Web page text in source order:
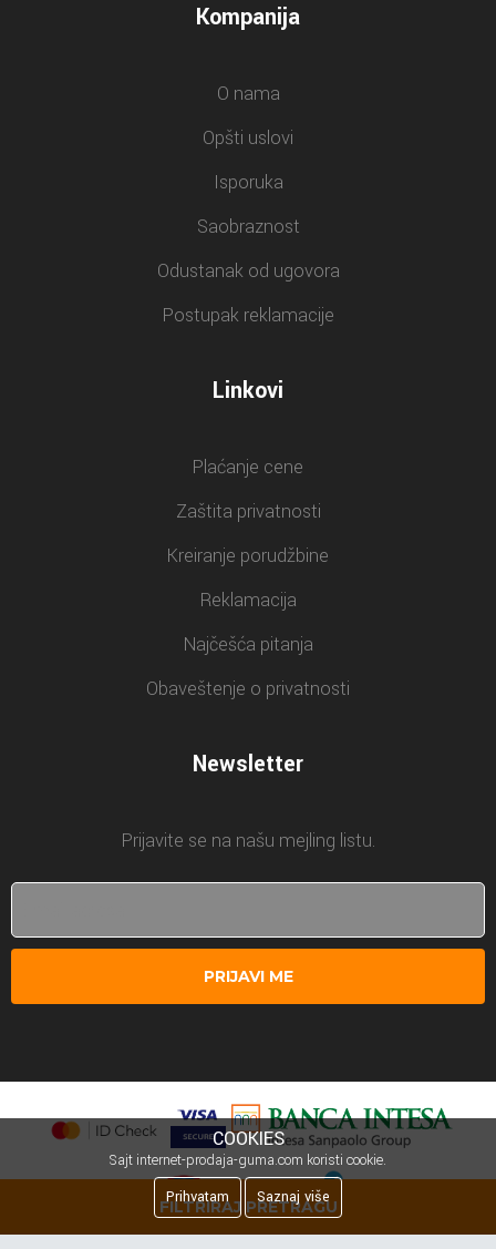
FILTRIRAJ PRETRAGU
Kompanija
O nama
Opšti uslovi
Isporuka
Saobraznost
Odustanak od ugovora
Postupak reklamacije
Linkovi
Plaćanje cene
Zaštita privatnosti
Kreiranje porudžbine
Reklamacija
Najčešća pitanja
Obaveštenje o privatnosti
Newsletter
Prijavite se na našu mejling listu.
PRIJAVI ME
COOKIES
Sajt internet-prodaja-guma.com koristi cookie.
Prihvatam
Saznaj više